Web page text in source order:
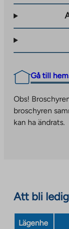
Gå till
Obs!
broschyren
kan ha ändrats.
Att bli
Lägenhe